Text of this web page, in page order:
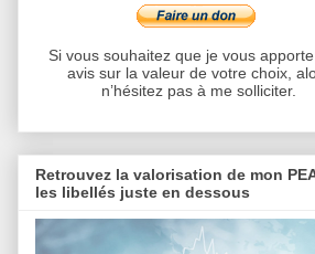
Si vous souhaitez que je vous
avis sur la valeur de votre choix,
n’hésitez pas à me solliciter.
Retrouvez la valorisation de mon
les libellés juste en dessous